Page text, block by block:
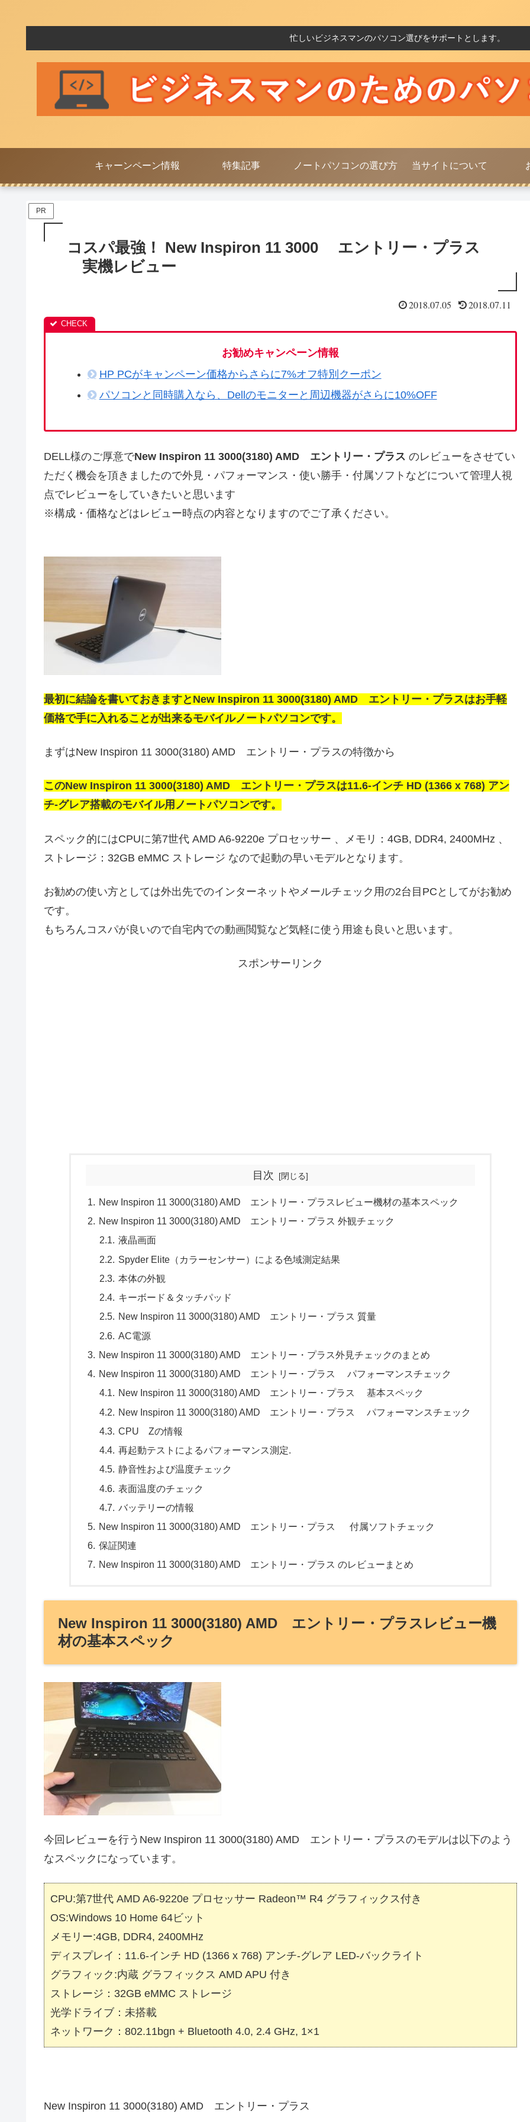
忙しいビジネスマンのパソコン選びをサポートとします。
キャーンペーン情報 特集記事 ノートパソコンの選び方 当サイトについて
PR
コスパ最強！ New Inspiron 11 3000 エントリー・プラス
実機レビュー
2018.07.05 2018.07.11
お勧めキャンペーン情報
HP PCがキャンペーン価格からさらに7%オフ特別クーポン
パソコンと同時購入なら、Dellのモニターと周辺機器がさらに10%OFF
DELL様のご厚意でNew Inspiron 11 3000(3180) AMD エントリー・プラス のレビューをさせてい
ただく機会を頂きましたので外見・パフォーマンス・使い勝手・付属ソフトなどについて管理人視
点でレビューをしていきたいと思います
※構成・価格などはレビュー時点の内容となりますのでご了承ください。
最初に結論を書いておきますとNew Inspiron 11 3000(3180) AMD エントリー・プラスはお手軽
価格で手に入れることが出来るモバイルノートパソコンです。
まずはNew Inspiron 11 3000(3180) AMD エントリー・プラスの特徴から
このNew Inspiron 11 3000(3180) AMD エントリー・プラスは11.6-インチ HD (1366 x 768) アン
チ-グレア搭載のモバイル用ノートパソコンです。
スペック的にはCPUに第7世代 AMD A6-9220e プロセッサー 、メモリ：4GB, DDR4, 2400MHz 、
ストレージ：32GB eMMC ストレージ なので起動の早いモデルとなります。
お勧めの使い方としては外出先でのインターネットやメールチェック用の2台目PCとしてがお勧め
です。
もちろんコスパが良いので自宅内での動画閲覧など気軽に使う用途も良いと思います。
スポンサーリンク
目次
New Inspiron 11 3000(3180) AMD エントリー・プラスレビュー機材の基本スペック
New Inspiron 11 3000(3180) AMD エントリー・プラス 外観チェック
液晶画面
Spyder Elite（カラーセンサー）による色域測定結果
本体の外観
キーボード＆タッチパッド
New Inspiron 11 3000(3180) AMD エントリー・プラス 質量
AC電源
New Inspiron 11 3000(3180) AMD エントリー・プラス外見チェックのまとめ
New Inspiron 11 3000(3180) AMD エントリー・プラス パフォーマンスチェック
New Inspiron 11 3000(3180) AMD エントリー・プラス 基本スペック
New Inspiron 11 3000(3180) AMD エントリー・プラス パフォーマンスチェック
CPU Zの情報
再起動テストによるパフォーマンス測定.
静音性および温度チェック
表面温度のチェック
バッテリーの情報
New Inspiron 11 3000(3180) AMD エントリー・プラス 付属ソフトチェック
保証関連
New Inspiron 11 3000(3180) AMD エントリー・プラス のレビューまとめ
New Inspiron 11 3000(3180) AMD エントリー・プラスレビュー機
材の基本スペック
今回レビューを行うNew Inspiron 11 3000(3180) AMD エントリー・プラスのモデルは以下のよう
なスペックになっています。
CPU:第7世代 AMD A6-9220e プロセッサー Radeon™ R4 グラフィックス付き
OS:Windows 10 Home 64ビット
メモリー:4GB, DDR4, 2400MHz
ディスプレイ：11.6-インチ HD (1366 x 768) アンチ-グレア LED-バックライト
グラフィック:内蔵 グラフィックス AMD APU 付き
ストレージ：32GB eMMC ストレージ
光学ドライブ：未搭載
ネットワーク：802.11bgn + Bluetooth 4.0, 2.4 GHz, 1×1
New Inspiron 11 3000(3180) AMD エントリー・プラス